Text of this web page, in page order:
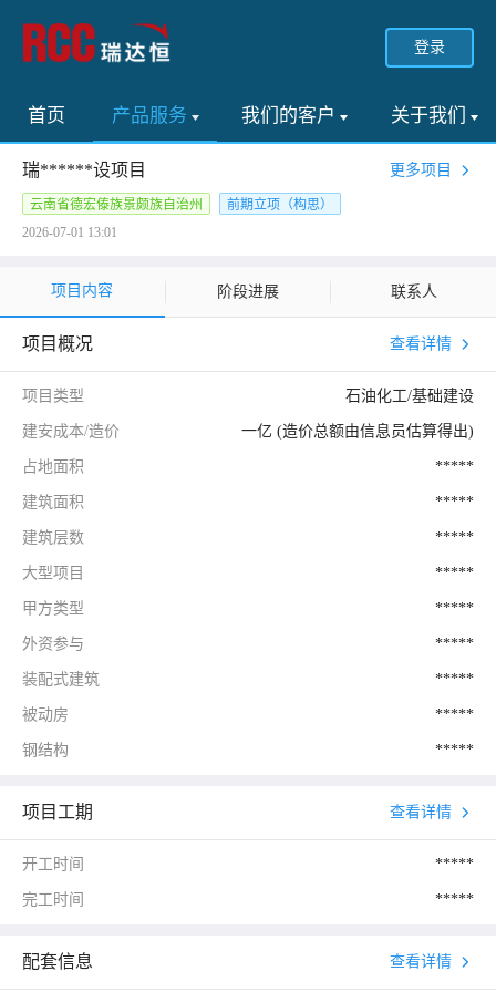
登录
首页 产品服务 我们的客户 关于我们
瑞******设项目 更多项目
云南省德宏傣族景颇族自治州
前期立项（构思）
2026-07-01 13:01
项目内容 阶段进展 联系人
项目概况 查看详情
项目类型 石油化工/基础建设
建安成本/造价 一亿 (造价总额由信息员估算得出)
占地面积 *****
建筑面积 *****
建筑层数 *****
大型项目 *****
甲方类型 *****
外资参与 *****
装配式建筑 *****
被动房 *****
钢结构 *****
项目工期 查看详情
开工时间 *****
完工时间 *****
配套信息 查看详情